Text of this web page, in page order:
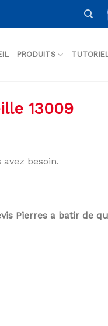
PRODUITS
13009
besoin.
Pierres a batir de